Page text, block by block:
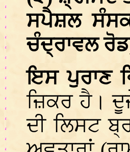
ਸਪੈਸ਼ਲ
ਚੰਦ੍ਰਾਵਲ
ਇਸ ਪੁਰਾਣ
ਜ਼ਿਕਰ ਹੈ।
ਦੀ ਲਿਸਟ